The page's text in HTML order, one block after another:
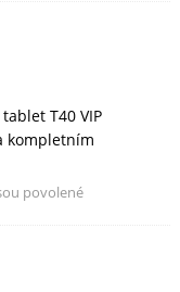
T40 VIP
kompletním
povolené